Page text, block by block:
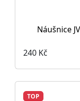
Náušnice
240 Kč
TOP